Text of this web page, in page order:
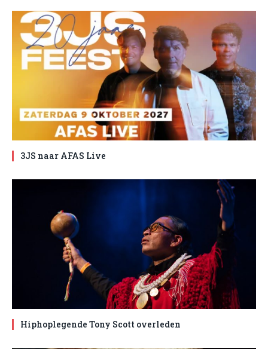
3JS naar AFAS Live
Hiphoplegende Tony Scott overleden